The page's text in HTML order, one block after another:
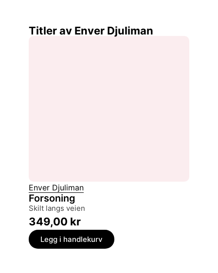
Titler av Enver Djuliman
Enver Djuliman
Forsoning
skilt langs veien
349,00 kr
Legg i handlekurv